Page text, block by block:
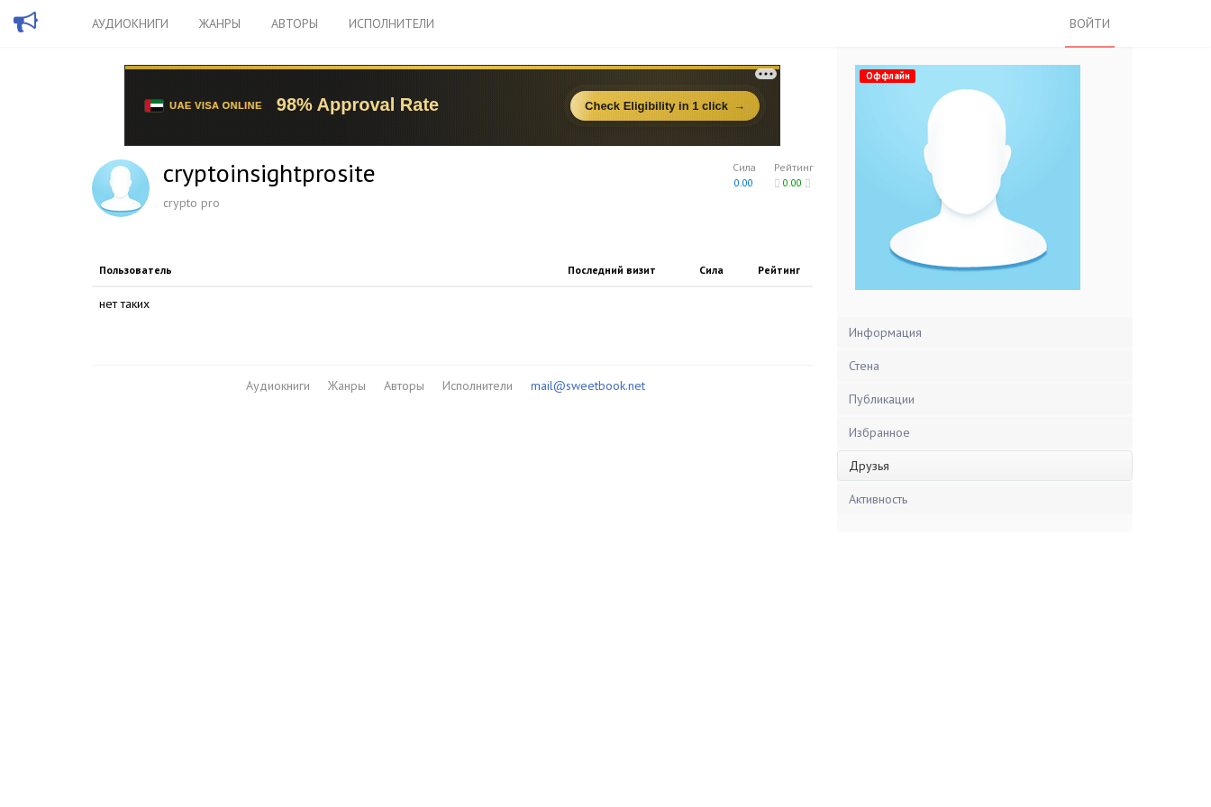
АУДИОКНИГИ ЖАНРЫ АВТОРЫ ИСПОЛНИТЕЛИ ВОЙТИ
Рейтинг
0.00
Сила
0.00
cryptoinsightprosite
crypto pro
Пользователь Последний визит Сила Рейтинг
нет таких
Аудиокниги Жанры Авторы Исполнители mail@sweetbook.net
Оффлайн
Информация
Стена
Публикации
Избранное
Друзья
Активность